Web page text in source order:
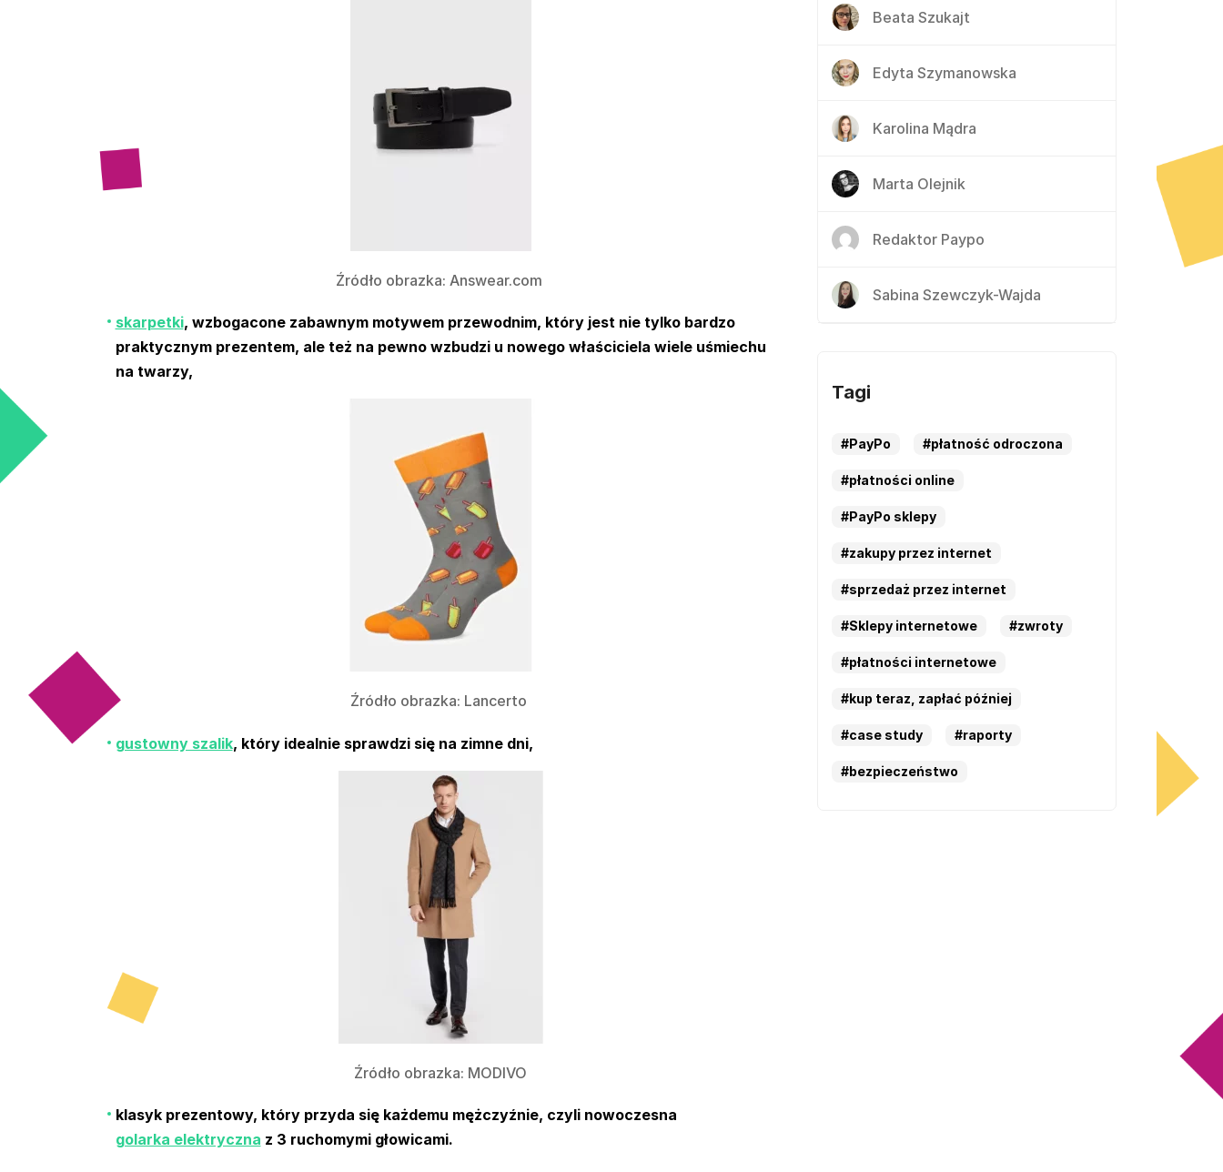
Źródło obrazka: Answear.com
skarpetki, wzbogacone zabawnym motywem przewodnim, który jest nie tylko bardzo
praktycznym prezentem, ale też na pewno wzbudzi u nowego właściciela wiele uśmiechu
na twarzy,
Źródło obrazka: Lancerto
gustowny szalik, który idealnie sprawdzi się na zimne dni,
Źródło obrazka: MODIVO
klasyk prezentowy, który przyda się każdemu mężczyźnie, czyli nowoczesna
golarka elektryczna z 3 ruchomymi głowicami.
Beata Szukajt
Edyta Szymanowska
Karolina Mądra
Marta Olejnik
Redaktor Paypo
Sabina Szewczyk-Wajda
Tagi
#PayPo #płatność odroczona
#płatności online
#PayPo sklepy
#zakupy przez internet
#sprzedaż przez internet
#Sklepy internetowe #zwroty
#płatności internetowe
#kup teraz, zapłać później
#case study #raporty
#bezpieczeństwo